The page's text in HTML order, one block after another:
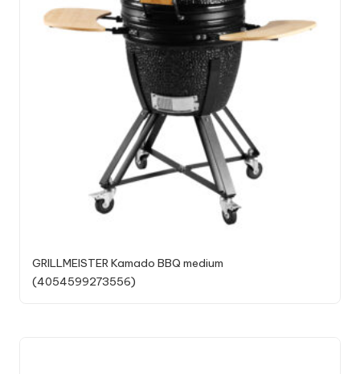
GRILLMEISTER Kamado BBQ medium
(4054599273556)